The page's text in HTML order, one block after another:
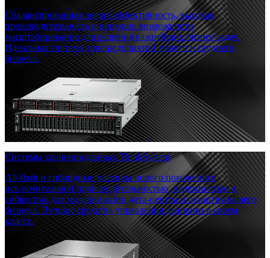
Сбалансированная энергоэффективность, высокая
производительность и широкие возможности
масштабирования для решения важнейших бизнес-задач.
Идеальная система для предприятий малого и среднего
бизнеса.
Системы хранения данных ThinkSystem
All-flash и гибридные массивы нового поколения с
исключительной производительностью, надежностью и
гибкостью для модернизации дата-центра и развития вашего
бизнеса. Лучшие средства управления данными в своем
классе.